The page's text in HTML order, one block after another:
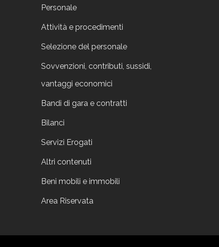
Personale
Attività e procedimenti
Selezione del personale
Sovvenzioni, contributi, sussidi,
vantaggi economici
Bandi di gara e contratti
Bilanci
Servizi Erogati
Altri contenuti
Beni mobili e immobili
Area Riservata